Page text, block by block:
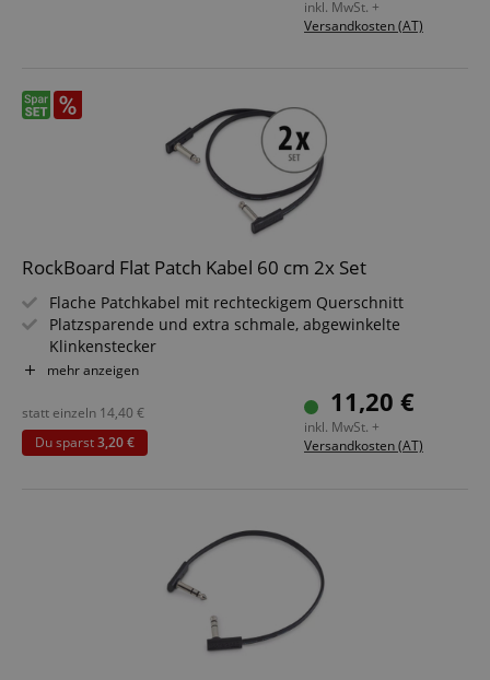
inkl. MwSt. +
Versandkosten (AT)
RockBoard Flat Patch Kabel 60 cm 2x Set
Flache Patchkabel mit rechteckigem Querschnitt
Platzsparende und extra schmale, abgewinkelte
Klinkenstecker
Flexibler Kupferleiter (20 x 0,12 mm²)
Länge: 60 cm
Schwarz
2 Stück im Sparset
mehr anzeigen
11,20 €
inkl. MwSt. +
Versandkosten (AT)
statt einzeln 14,40 €
Du sparst3,20 €